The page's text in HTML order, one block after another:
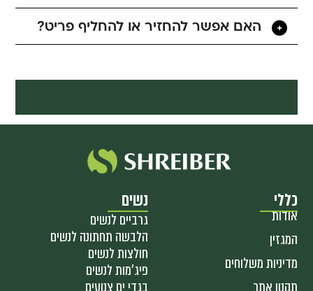
האם אפשר להחזיר או להחליף פריט?
כללי
אודות
המגזין
מדיניות משלוחים
נשים
גרביים לנשים
הלבשה תחתונה לנשים
חולצות לנשים
פיג'מות לנשים